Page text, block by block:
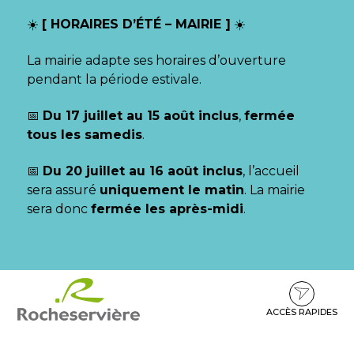
☀️ [ HORAIRES D’ÉTÉ – MAIRIE ] ☀️
La mairie adapte ses horaires d’ouverture
pendant la période estivale.
📅 Du 17 juillet au 15 août inclus, fermée
tous les samedis.
📅 Du 20 juillet au 16 août inclus, l’accueil
sera assuré uniquement le matin. La mairie
sera donc fermée les après-midi.
contenu
pied
ACCÈS RAPIDES